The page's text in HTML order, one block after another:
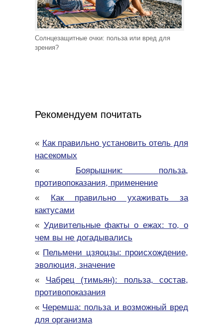
Солнцезащитные очки: польза или вред для
зрения?
Рекомендуем почитать
« Как правильно установить отель для
насекомых
« Боярышник: польза,
противопоказания, применение
« Как правильно ухаживать за
кактусами
« Удивительные факты о ежах: то, о
чем вы не догадывались
« Пельмени цзяоцзы: происхождение,
эволюция, значение
« Чабрец (тимьян): польза, состав,
противопоказания
« Черемша: польза и возможный вред
для организма